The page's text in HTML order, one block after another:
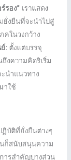
รอง” เราแสดง
ยั่งยืนที่จะนําไปสู่
คในวงกว้าง
: ตั้งแต่บรรจุ
งความคิดริเริ่ม
นําแนวทาง
าใช้
ฏิบัติที่ยั่งยืนต่างๆ
ก็สนับสนุนความ
ารสําคัญบางส่วน